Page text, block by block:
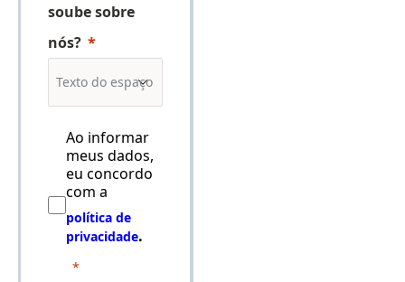
soube sobre
nós?
Ao informar
meus dados,
eu concordo
com a
política de
privacidade.